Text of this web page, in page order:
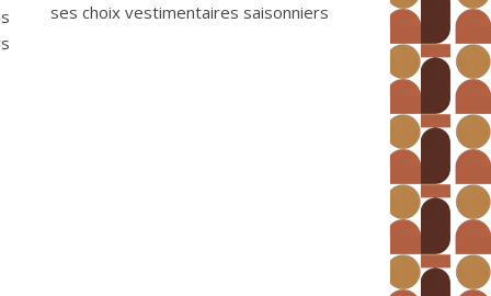
ses choix vestimentaires saisonniers